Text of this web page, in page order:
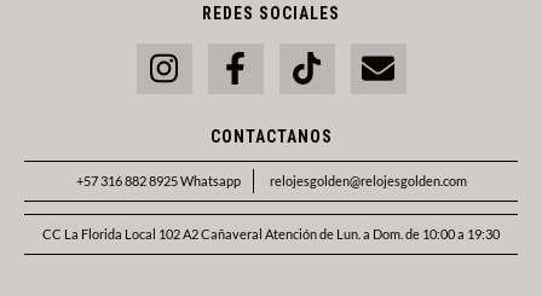
REDES SOCIALES
CONTACTANOS
+57 316 882 8925 Whatsapp relojesgolden@relojesgolden.com
CC La Florida Local 102 A2 Cañaveral Atención de Lun. a Dom. de 10:00 a 19:30